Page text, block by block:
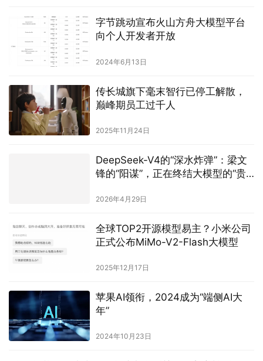
字节跳动宣布火山方舟大模型平台
向个人开发者开放
2024年6月13日
传长城旗下毫末智行已停工解散，
巅峰期员工过千人
2025年11月24日
DeepSeek-V4的“深水炸弹”：梁文
锋的“阳谋”，正在终结大模型的“贵
2026年4月29日
全球TOP2开源模型易主？小米公司
正式公布MiMo-V2-Flash大模型
2025年12月17日
苹果AI领衔，2024成为“端侧AI大
年”
2024年10月23日